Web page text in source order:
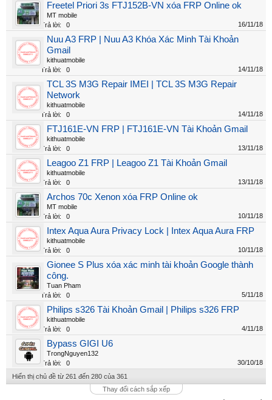
Freetel Priori 3s FTJ152B-VN xóa FRP Online ok
MT mobile
Trả lời:
0 16/11/18
Nuu A3 FRP | Nuu A3 Khóa Xác Minh Tài Khoản
Gmail
kithuatmobile
Trả lời:
0 14/11/18
TCL 3S M3G Repair IMEI | TCL 3S M3G Repair
Network
kithuatmobile
Trả lời:
0 14/11/18
FTJ161E-VN FRP | FTJ161E-VN Tài Khoản Gmail
kithuatmobile
Trả lời:
0 13/11/18
Leagoo Z1 FRP | Leagoo Z1 Tài Khoản Gmail
kithuatmobile
Trả lời:
0 13/11/18
Archos 70c Xenon xóa FRP Online ok
MT mobile
Trả lời:
0 10/11/18
Intex Aqua Aura Privacy Lock | Intex Aqua Aura FRP
kithuatmobile
Trả lời:
0 10/11/18
Gionee S Plus xóa xác minh tài khoản Google thành
công.
Tuan Pham
Trả lời:
0 5/11/18
Philips s326 Tài Khoản Gmail | Philips s326 FRP
kithuatmobile
Trả lời:
0 4/11/18
Bypass GIGI U6
TrongNguyen132
Trả lời:
0
30/10/18
Hiển thị chủ đề từ 261 đến 280 của 361
Thay đổi cách sắp xếp